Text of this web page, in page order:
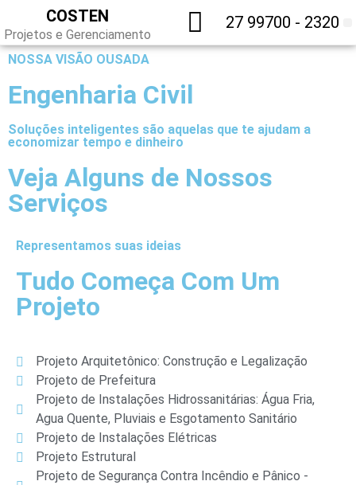
COSTEN
Projetos e Gerenciamento
27 99700 - 2320
NOSSA VISÃO OUSADA
Engenharia Civil
Soluções inteligentes são aquelas que te ajudam a
economizar tempo e dinheiro
Veja Alguns de Nossos
Serviços
Representamos suas ideias
Tudo Começa Com Um
Projeto
Projeto Arquitetônico: Construção e Legalização
Projeto de Prefeitura
Projeto de Instalações Hidrossanitárias: Água Fria,
Agua Quente, Pluviais e Esgotamento Sanitário
Projeto de Instalações Elétricas
Projeto Estrutural
Projeto de Segurança Contra Incêndio e Pânico -